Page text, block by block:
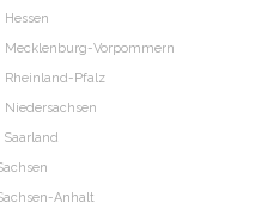
Hessen
Mecklenburg-Vorpommern
Rheinland-Pfalz
Niedersachsen
Saarland
Anhalt